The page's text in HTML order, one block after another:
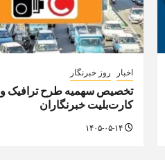
اخبار روز خبرنگار
تخصیص سهمیه طرح ترافیک و
کارت‌بلیت خبرنگاران
۱۴۰۵-۰۵-۱۴